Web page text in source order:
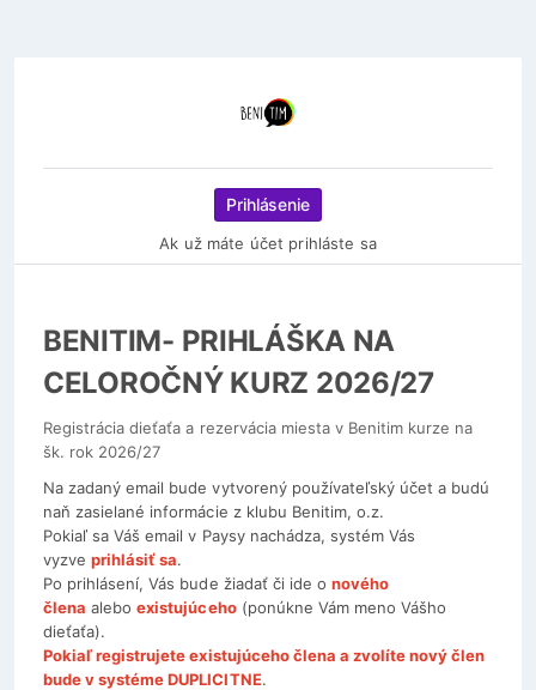
Prihlásenie
Ak už máte účet prihláste sa
BENITIM- PRIHLÁŠKA NA
CELOROČNÝ KURZ 2026/27
Registrácia dieťaťa a rezervácia miesta v Benitim kurze na
šk. rok 2026/27
Na zadaný email bude vytvorený používateľský účet a budú
naň zasielané informácie z klubu Benitim, o.z.
Pokiaľ sa Váš email v Paysy nachádza, systém Vás
vyzveprihlásiť sa.
Po prihlásení, Vás bude žiadať či ide o nového
člena aleboexistujúceho(ponúkne Vám meno Vášho
dieťaťa).
Pokiaľ registrujete existujúceho člena a zvolíte nový člen
bude v systéme DUPLICITNE.